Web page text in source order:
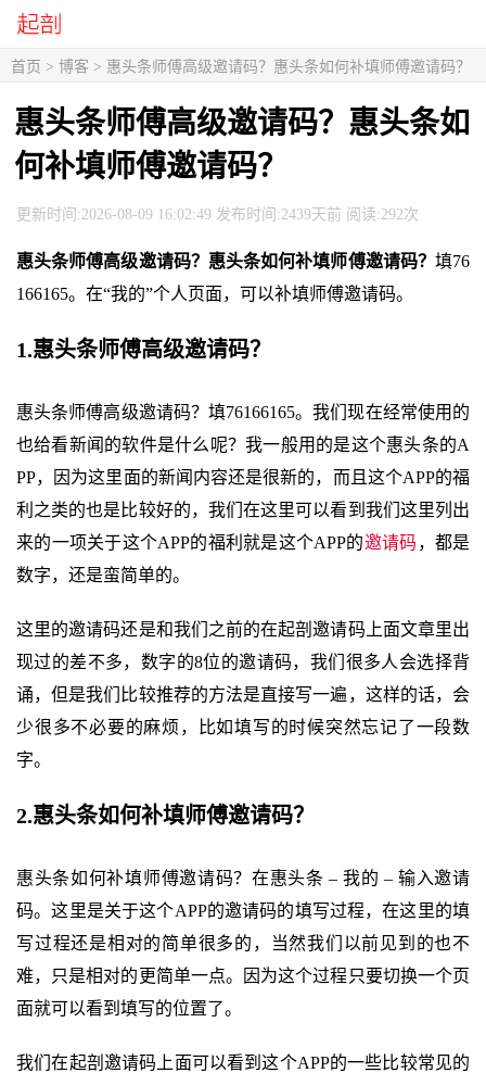
首页 > 博客 > 惠头条师傅高级邀请码？惠头条如何补填师傅邀请码？
惠头条师傅高级邀请码？惠头条如
何补填师傅邀请码？
更新时间:2026-08-09 16:02:49 发布时间:2439天前 阅读:292次
惠头条师傅高级邀请码？惠头条如何补填师傅邀请码？ 填76
166165。在“我的”个人页面，可以补填师傅邀请码。
1.惠头条师傅高级邀请码？
惠头条师傅高级邀请码？填76166165。我们现在经常使用的
也给看新闻的软件是什么呢？我一般用的是这个惠头条的A
PP，因为这里面的新闻内容还是很新的，而且这个APP的福
利之类的也是比较好的，我们在这里可以看到我们这里列出
来的一项关于这个APP的福利就是这个APP的邀请码 ，都是
数字，还是蛮简单的。
这里的邀请码还是和我们之前的在起剖邀请码上面文章里出
现过的差不多，数字的8位的邀请码，我们很多人会选择背
诵，但是我们比较推荐的方法是直接写一遍，这样的话，会
少很多不必要的麻烦，比如填写的时候突然忘记了一段数
字。
2.惠头条如何补填师傅邀请码？
惠头条如何补填师傅邀请码？在惠头条 – 我的 – 输入邀请
码。这里是关于这个APP的邀请码的填写过程，在这里的填
写过程还是相对的简单很多的，当然我们以前见到的也不
难，只是相对的更简单一点。因为这个过程只要切换一个页
面就可以看到填写的位置了。
我们在起剖邀请码上面可以看到这个APP的一些比较常见的